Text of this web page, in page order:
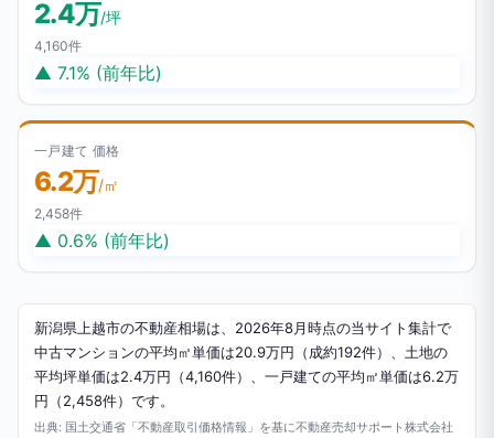
2.4万/坪
4,160件
▲ 7.1% (前年比)
一戸建て 価格
6.2万/㎡
2,458件
▲ 0.6% (前年比)
新潟県上越市の不動産相場は、2026年8月時点の当サイト集計で
中古マンションの平均㎡単価は20.9万円（成約192件）、土地の
平均坪単価は2.4万円（4,160件）、一戸建ての平均㎡単価は6.2万
円（2,458件）です。
出典: 国土交通省「不動産取引価格情報」を基に不動産売却サポート株式会社